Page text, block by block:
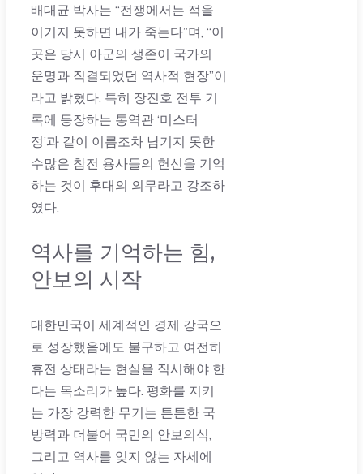
배대균 박사는 “전쟁에서는 적을
이기지 못하면 내가 죽는다”며, “이
곳은 당시 아군의 생존이 국가의
운명과 직결되었던 역사적 현장”이
라고 밝혔다. 특히 장진호 전투 기
록에 등장하는 통역관 ‘미스터
정’과 같이 이름조차 남기지 못한
수많은 참전 용사들의 헌신을 기억
하는 것이 후대의 의무라고 강조하
였다.
역사를 기억하는 힘,
안보의 시작
대한민국이 세계적인 경제 강국으
로 성장했음에도 불구하고 여전히
휴전 상태라는 현실을 직시해야 한
다는 목소리가 높다. 평화를 지키
는 가장 강력한 무기는 튼튼한 국
방력과 더불어 국민의 안보의식,
그리고 역사를 잊지 않는 자세에